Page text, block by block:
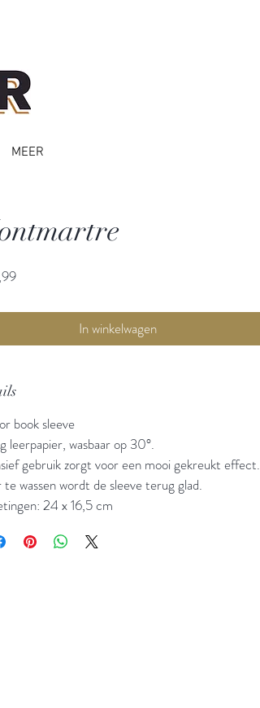
MEER
Prijs
In winkelwagen
book sleeve
leerpapier, wasbaar op 30°.
gebruik zorgt voor een mooi gekreukt effect.
wassen wordt de sleeve terug glad.
24 x 16,5 cm